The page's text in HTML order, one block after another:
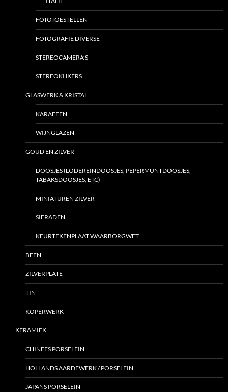
FOTOTOESTELLEN
FOTOGRAFIE DIVERSE
STEREOCAMERA’S
STEREOKIJKERS
GLASWERK & KRISTAL
KARAFFEN
WIJNGLAZEN
GOUD EN ZILVER
DOOSJES (LODEREINDOOSJES, PEPERMUNTDOOSJES,
TABAKSDOOSJES, ETC)
MINIATUREN ZILVER
SIERADEN
KEURTEKENPLAAT WAARBORGWET
BEEN
ZILVERPLATE
TIN
KOPERWERK
KERAMIEK
CHINEES PORSELEIN
HOLLANDS AARDEWERK / PORSELEIN
JAPANS PORSELEIN